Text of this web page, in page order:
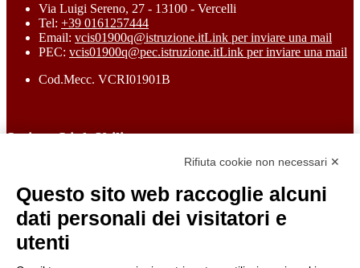
Via Luigi Sereno, 27 - 13100 - Vercelli
Tel: +39 0161257444
Email: vcis01900q@istruzione.itLink per inviare una mail
PEC: vcis01900q@pec.istruzione.itLink per inviare una mail
Cod.Mecc. VCRI01901B
Sezione Link Utili
Informativa Privacy
Ufficio Relazioni con il Pubblico
Dichiarazione di accessibilità
Obiettivi di accessibilità
Rifiuta cookie non necessari ✕
Questo sito web raccoglie alcuni
dati personali dei visitatori e
utenti